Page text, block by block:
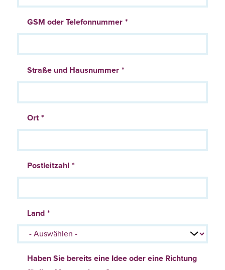
GSM oder Telefonnummer
Adresse
Straße und Hausnummer
Ort
Postleitzahl
Land
Haben Sie bereits eine Idee oder eine Richtung